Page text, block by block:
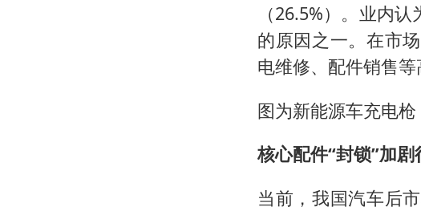
（26.5%）。业内
的原因之一。在市
电维修、配件销售等
图为新能源车充电枪
核心配件“封锁”加
当前，我国汽车后